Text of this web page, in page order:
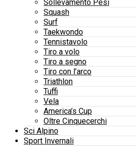
Sollevamento Pesi
Squash
Surf
Taekwondo
Tennistavolo
Tiro a volo
Tiro a segno
Tiro con l’arco
Triathlon
Tuffi
Vela
America’s Cup
Oltre Cinquecerchi
Sci Alpino
Sport Invernali